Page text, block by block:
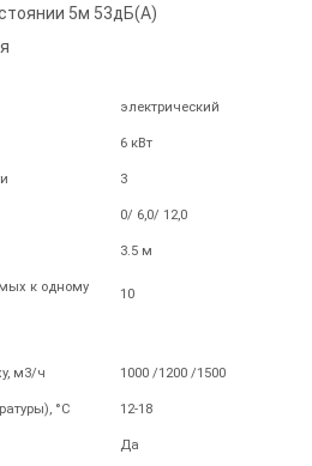
5м 53дБ(А)
электрический
6 кВт
3
0/ 6,0/ 12,0
3.5 м
к одному
10
м3/ч 1000 /1200 /1500
°С 12-18
Да